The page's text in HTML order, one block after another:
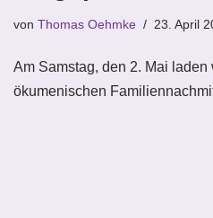
von Thomas Oehmke 23. April
Am Samstag, den 2. Mai laden
ökumenischen